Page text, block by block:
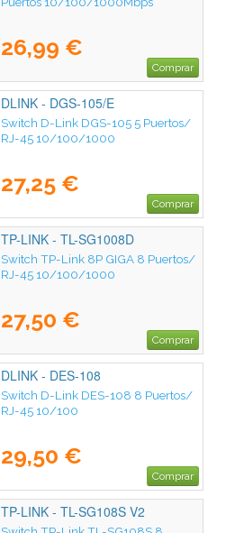
26,99 €
Comprar
DLINK - DGS-105/E
Switch D-Link DGS-105 5 Puertos/
RJ-45 10/100/1000
27,25 €
Comprar
TP-LINK - TL-SG1008D
Switch TP-Link 8P GIGA 8 Puertos/
RJ-45 10/100/1000
27,50 €
Comprar
DLINK - DES-108
Switch D-Link DES-108 8 Puertos/
RJ-45 10/100
29,50 €
Comprar
TP-LINK - TL-SG108S V2